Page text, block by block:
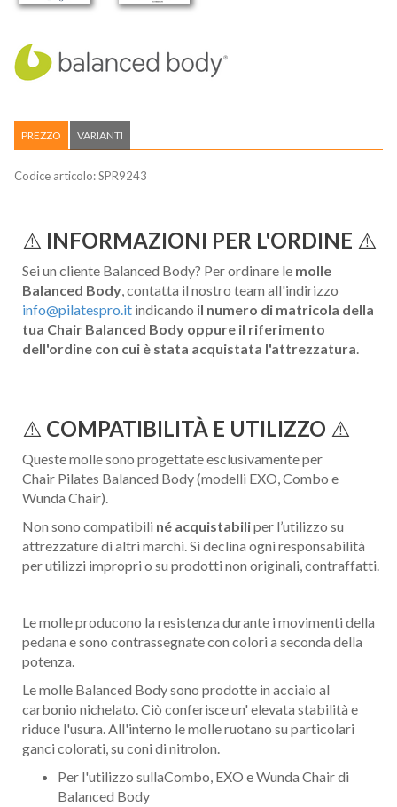
PREZZO VARIANTI
Codice articolo:SPR9243
⚠️ INFORMAZIONI PER L'ORDINE ⚠️
Sei un cliente Balanced Body? Per ordinare le molle
Balanced Body , contatta il nostro team all'indirizzo
info@pilatespro.it indicando il numero di matricola della
tua Chair Balanced Body oppure il riferimento
dell'ordine con cui è stata acquistata l'attrezzatura
⚠️ COMPATIBILITÀ E UTILIZZO ⚠️
Queste molle sono progettate esclusivamente per
Chair Pilates Balanced Body (modelli EXO, Combo e
Wunda Chair).
Non sono compatibili né acquistabiliper l’utilizzo su
attrezzature di altri marchi. Si declina ogni responsabilità
per utilizzi impropri o su prodotti non originali, contraffatti.
Le molle producono la resistenza durante i movimenti della
pedana e sono contrassegnate con colori a seconda della
potenza.
Le molle Balanced Body sono prodotte in acciaio al
carbonio nichelato. Ciò conferisce un' elevata stabilità e
riduce l'usura. All'interno le molle ruotano su particolari
ganci colorati, su coni di nitrolon.
Per l'utilizzo sullaCombo, EXO e Wunda Chair di
Balanced Body